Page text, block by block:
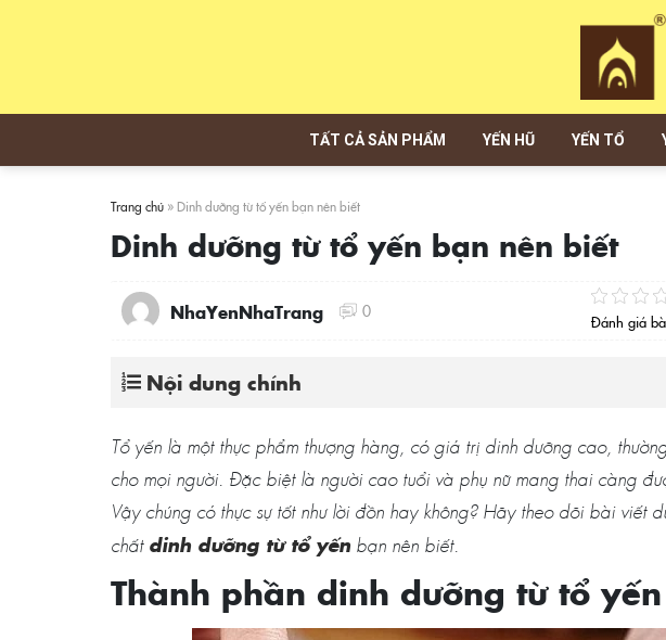
TẤT CẢ SẢN PHẨM YẾN HŨ YẾN TỔ
Trang chủ »Dinh dưỡng từ tổ yến bạn nên biết
Dinh dưỡng từ tổ yến bạn nên biết
NhaYenNhaTrang 0 Đánh giá
Nội dung chính
Tổ yến là một thực phẩm thượng hàng, có giá trị dinh dưỡng cao,
cho mọi người. Đặc biệt là người cao tuổi và phụ nữ mang thai càng
Vậy chúng có thực sự tốt như lời đồn hay không? Hãy theo dõi bài viết
chất dinh dưỡng từ tổ yếnbạn nên biết.
Thành phần dinh dưỡng từ tổ yến